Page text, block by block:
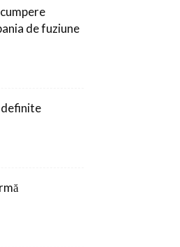
de fuziune